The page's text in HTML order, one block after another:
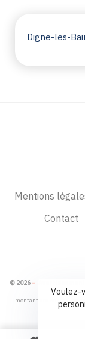
Digne-les-
Mentions
Contact
© 2026 –
montant des honoraires
Voulez-